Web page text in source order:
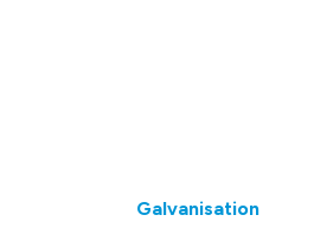
Galvanisation